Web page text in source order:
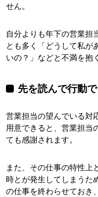
せん。
自分よりも年下の営業担
とも多く「どうして私が
いの？」などと不満を抱
先を読んで行動
営業担当の望んでいる対
用意できると、営業担当
ても感謝されます。
また、その仕事の特性上
時とが発生してしまうた
の仕事を終わらせておき